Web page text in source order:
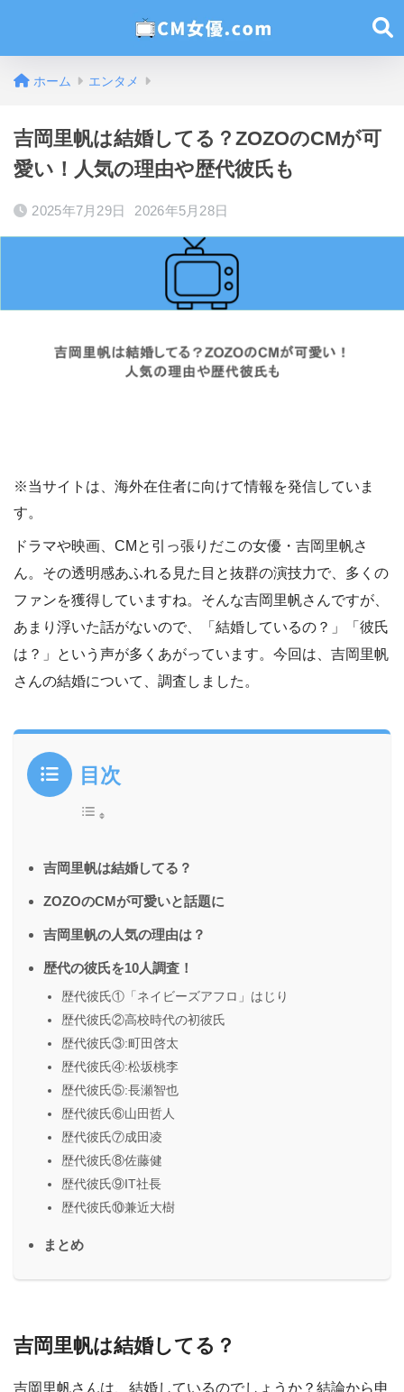
ホーム エンタメ
吉岡里帆は結婚してる？ZOZOのCMが可
愛い！人気の理由や歴代彼氏も
2025年7月29日 2026年5月28日
※当サイトは、海外在住者に向けて情報を発信していま
す。
ドラマや映画、CMと引っ張りだこの女優・吉岡里帆さ
ん。その透明感あふれる見た目と抜群の演技力で、多くの
ファンを獲得していますね。そんな吉岡里帆さんですが、
あまり浮いた話がないので、「結婚しているの？」「彼氏
は？」という声が多くあがっています。今回は、吉岡里帆
さんの結婚について、調査しました。
目次
吉岡里帆は結婚してる？
ZOZOのCMが可愛いと話題に
吉岡里帆の人気の理由は？
歴代の彼氏を10人調査！
歴代彼氏①「ネイビーズアフロ」はじり
歴代彼氏②高校時代の初彼氏
歴代彼氏③:町田啓太
歴代彼氏④:松坂桃李
歴代彼氏⑤:長瀬智也
歴代彼氏⑥山田哲人
歴代彼氏⑦成田凌
歴代彼氏⑧佐藤健
歴代彼氏⑨IT社長
歴代彼氏⑩兼近大樹
まとめ
吉岡里帆は結婚してる？
吉岡里帆さんは、結婚しているのでしょうか？結論から申